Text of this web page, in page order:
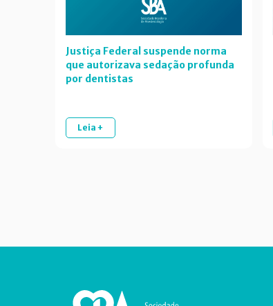
Justiça Federal suspende norma
que autorizava sedação profunda
por dentistas
Leia +